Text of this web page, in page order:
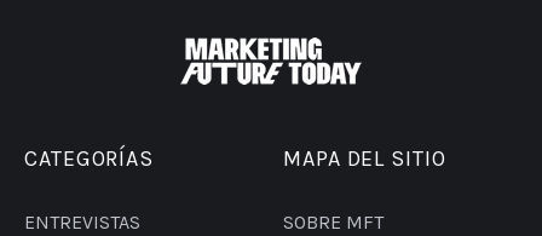
CATEGORÍAS
ENTREVISTAS
MAPA DEL SITIO
SOBRE MFT